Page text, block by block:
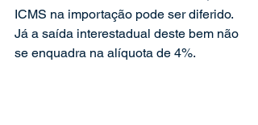
ICMS na importação pode ser diferido.
Já a saída interestadual deste bem não
se enquadra na alíquota de 4%.